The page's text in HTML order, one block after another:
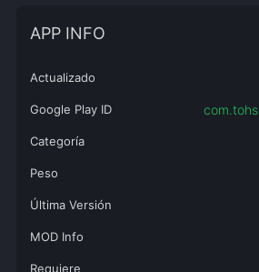
APP INFO
Actualizado
Google Play ID
Categoría
Peso
Última Versión
MOD Info
Requiere